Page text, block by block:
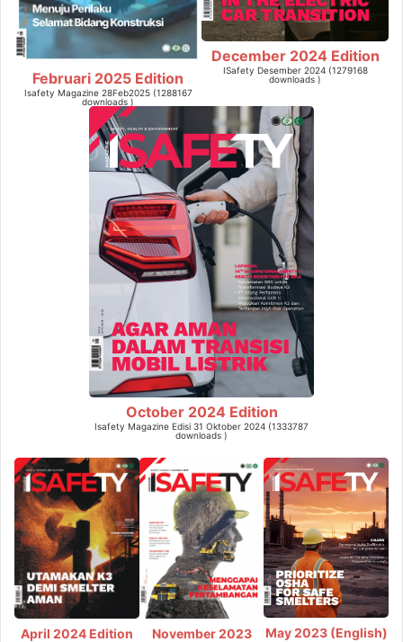
Februari 2025 Edition
Isafety Magazine 28Feb2025 (1288167
downloads )
December 2024 Edition
ISafety Desember 2024 (1279168
downloads )
October 2024 Edition
Isafety Magazine Edisi 31 Oktober 2024 (1333787
downloads )
April 2024 Edition
November 2023
May 2023 (English)